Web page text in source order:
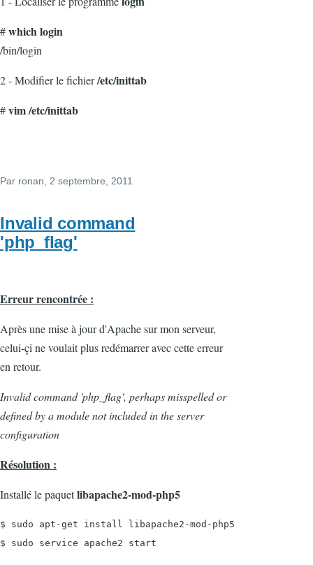
#which login
/bin/login
2 - Modifier le fichier/etc/inittab
#vim /etc/inittab
Par ronan, 2 septembre, 2011
Invalid command
'php_flag'
Erreur rencontrée :
Après une mise à jour d'Apache sur mon serveur,
celui-çi ne voulait plus redémarrer avec cette erreur
en retour.
Invalid command 'php_flag', perhaps misspelled or
defined by a module not included in the server
configuration
Résolution :
Installé le paquetlibapache2-mod-php5
$ sudo apt-get install libapache2-mod-php5
$ sudo service apache2 start